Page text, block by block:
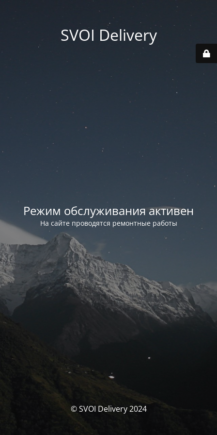
SVOI Delivery
Режим обслуживания активен
На сайте проводятся ремонтные работы
© SVOI Delivery 2024